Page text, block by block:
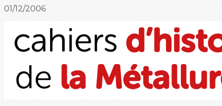
01/12/2006